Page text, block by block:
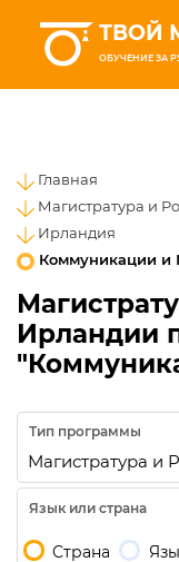
ТВОЙ
ОБУЧЕНИЕ ЗА
Главная
Магистратура и
Ирландия
Коммуникации и
Ирландии
Тип программы
Язык или страна
Страна